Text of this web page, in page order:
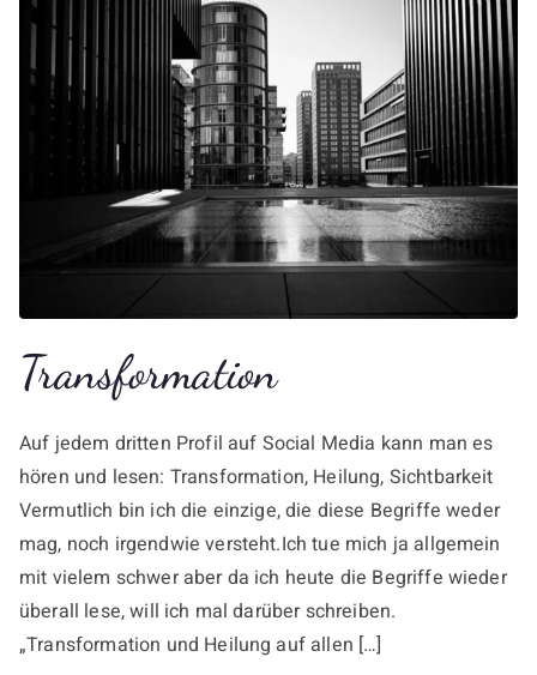
Transformation
Auf jedem dritten Profil auf Social Media kann man es
hören und lesen: Transformation, Heilung, Sichtbarkeit
Vermutlich bin ich die einzige, die diese Begriffe weder
mag, noch irgendwie versteht.Ich tue mich ja allgemein
mit vielem schwer aber da ich heute die Begriffe wieder
überall lese, will ich mal darüber schreiben.
„Transformation und Heilung auf allen […]